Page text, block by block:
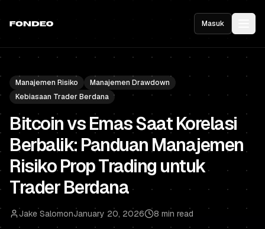
Masuk
Manajemen Risiko
Manajemen Drawdown
Kebiasaan Trader Berdana
Bitcoin vs Emas Saat Korelasi
Berbalik: Panduan Manajemen
Risiko Prop Trading untuk
Trader Berdana
Jake SalomonJanuary 20, 2026 8 min read